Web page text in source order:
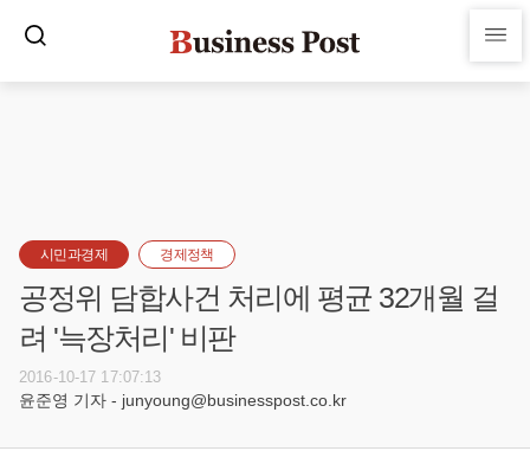
시민과경제 경제정책
공정위 담합사건 처리에 평균 32개월 걸
려 '늑장처리' 비판
2016-10-17 17:07:13
윤준영 기자 - junyoung@businesspost.co.kr